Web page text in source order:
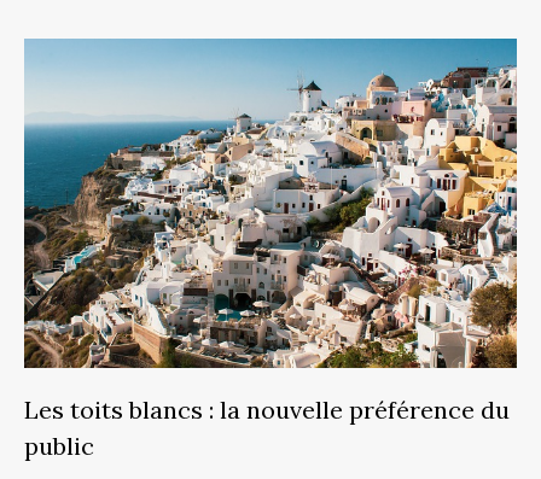
Les toits blancs : la nouvelle préférence du
public